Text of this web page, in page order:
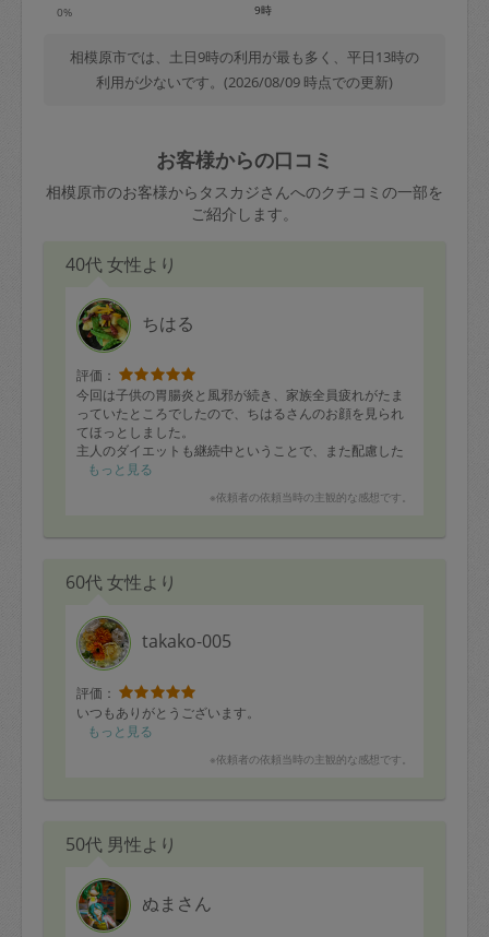
0% 9時
相模原市では、土日9時の利用が最も多く、平日13時の
利用が少ないです。(2026/08/09 時点での更新)
お客様からの口コミ
相模原市のお客様からタスカジさんへのクチコミの一部を
ご紹介します。
40代 女性より
ちはる
評価：
今回は子供の胃腸炎と風邪が続き、家族全員疲れがたま
っていたところでしたので、ちはるさんのお顔を見られ
てほっとしました。
主人のダイエットも継続中ということで、また配慮した
メニューを作ってくださいました。
病み上がりの子供にはちはるさん自家製の塩麹の野菜ス
ほかにも、ホワイトシチュー、ネギとキノコの豚肉巻
もの、コールスローなど、牛肉と春菊のサラダ、ほうれ
でした。
子供もちはるさんが大好きでちょこちょこ邪魔しに行っ
ていましたが（すみません）、優しくしていただいてあ
りがとうございました。
今から次回が楽しみです。またよろしくお願い致しま
す。
もっと見る
※依頼者の依頼当時の主観的な感想です。
60代 女性より
takako-005
評価：
いつもありがとうございます。
もっと見る
※依頼者の依頼当時の主観的な感想です。
50代 男性より
ぬまさん